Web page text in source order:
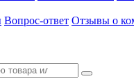
Вопрос-ответ Отзывы о